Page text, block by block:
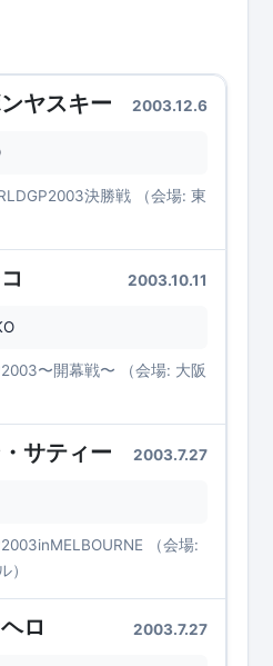
ヤスキー 2003.12.6
決勝戦 （会場: 東
2003.10.11
〜開幕戦〜 （会場: 大阪
サティー 2003.7.27
（会場:
）
ロ 2003.7.27